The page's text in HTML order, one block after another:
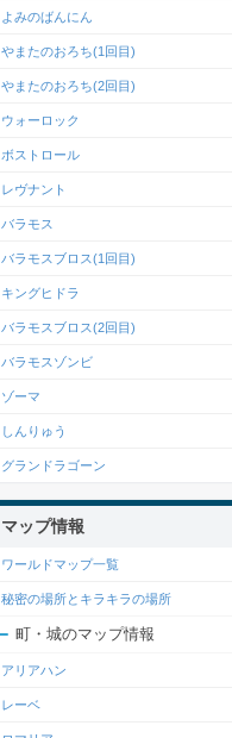
よみのばんにん
やまたのおろち(1回目)
やまたのおろち(2回目)
ウォーロック
ボストロール
レヴナント
バラモス
バラモスブロス(1回目)
キングヒドラ
バラモスブロス(2回目)
バラモスゾンビ
ゾーマ
しんりゅう
グランドラゴーン
マップ情報
ワールドマップ一覧
秘密の場所とキラキラの場所
町・城のマップ情報
アリアハン
レーベ